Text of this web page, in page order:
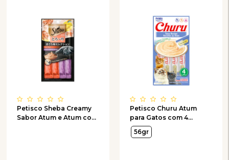
Petisco Sheba Creamy
Sabor Atum e Atum com
Petisco Churu Atum
para Gatos com 4
Unidades de 14g
56gr